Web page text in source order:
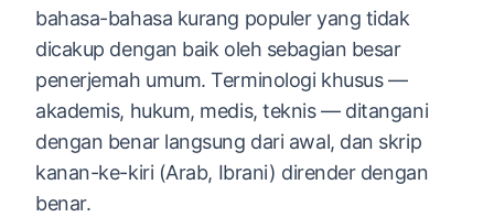
bahasa-bahasa kurang populer yang tidak
dicakup dengan baik oleh sebagian besar
penerjemah umum. Terminologi khusus —
akademis, hukum, medis, teknis — ditangani
dengan benar langsung dari awal, dan skrip
kanan-ke-kiri (Arab, Ibrani) dirender dengan
benar.